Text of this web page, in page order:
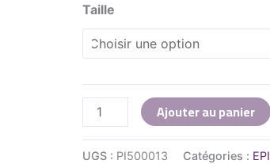
Taille
UVEX
Ajouter au panier
UGS : PI500013 Catégories : EPI